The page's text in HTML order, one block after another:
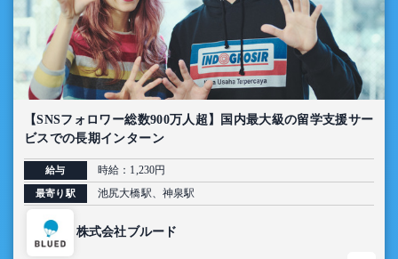
【SNSフォロワー総数900万人超】国内最大級の留学支援サー
ビスでの長期インターン
給与 時給：1,230円
最寄り駅 池尻大橋駅、神泉駅
株式会社ブルード